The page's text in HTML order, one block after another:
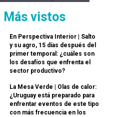
Más vistos
En Perspectiva Interior | Salto
y su agro, 15 días después del
primer temporal: ¿cuáles son
los desafíos que enfrenta el
sector productivo?
La Mesa Verde | Olas de calor:
¿Uruguay está preparado para
enfrentar eventos de este tipo
con más frecuencia en los